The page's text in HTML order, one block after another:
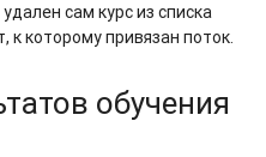
сам курс из списка
к которому привязан поток.
обучения